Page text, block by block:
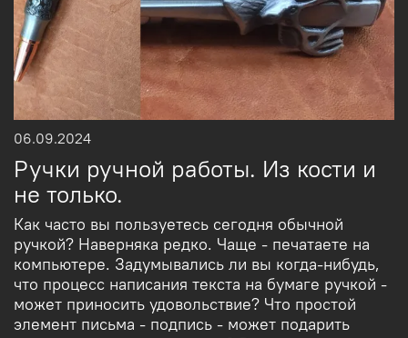
06.09.2024
Ручки ручной работы. Из кости и
не только.
Как часто вы пользуетесь сегодня обычной
ручкой? Наверняка редко. Чаще - печатаете на
компьютере. Задумывались ли вы когда-нибудь,
что процесс написания текста на бумаге ручкой -
может приносить удовольствие? Что простой
элемент письма - подпись - может подарить